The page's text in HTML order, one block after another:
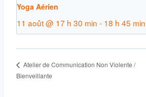
Yoga Aérien
11 août @ 17 h 30 min - 18 h 45 min
Atelier de Communication Non Violente /
Bienveillante